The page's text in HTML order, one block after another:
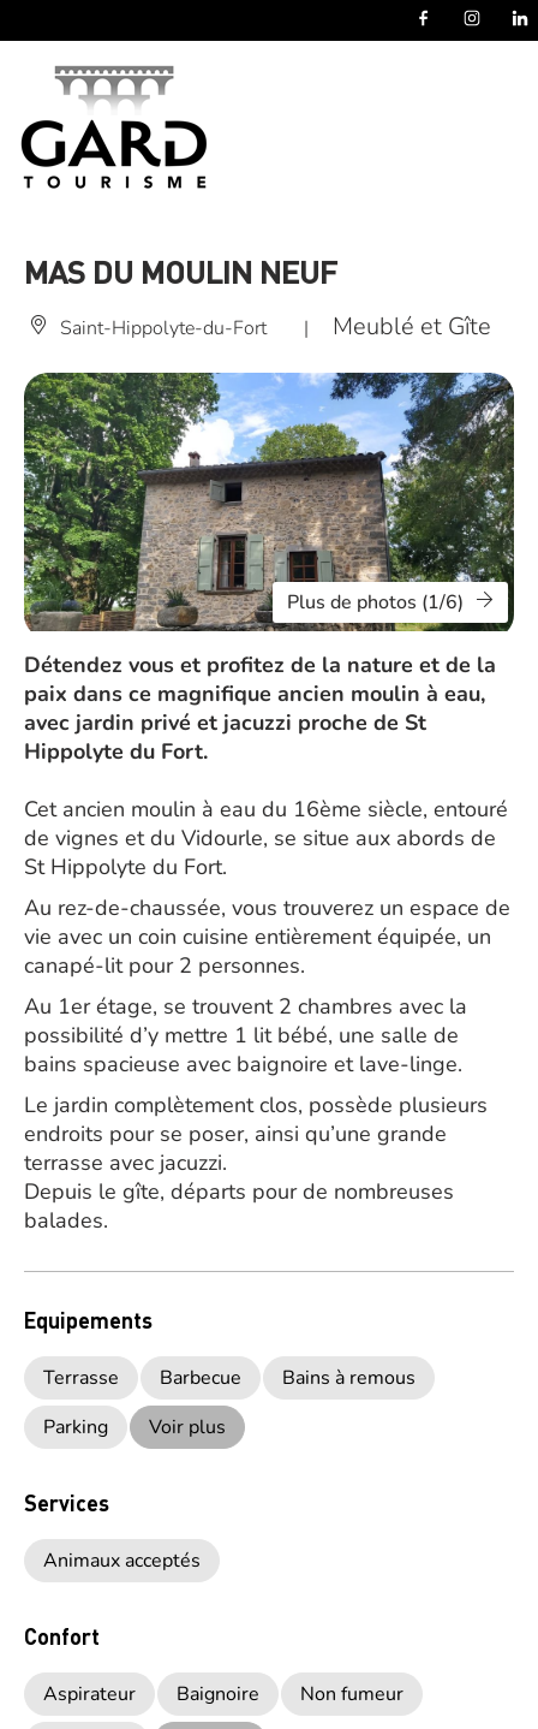
MAS DU MOULIN NEUF
Saint-Hippolyte-du-Fort | Meublé et Gîte
Plus de photos (1/6)
Détendez vous et profitez de la nature et de la
paix dans ce magnifique ancien moulin à eau,
avec jardin privé et jacuzzi proche de St
Hippolyte du Fort.
Cet ancien moulin à eau du 16ème siècle, entouré
de vignes et du Vidourle, se situe aux abords de
St Hippolyte du Fort.
Au rez-de-chaussée, vous trouverez un espace de
vie avec un coin cuisine entièrement équipée, un
canapé-lit pour 2 personnes.
Au 1er étage, se trouvent 2 chambres avec la
possibilité d’y mettre 1 lit bébé, une salle de
bains spacieuse avec baignoire et lave-linge.
Le jardin complètement clos, possède plusieurs
endroits pour se poser, ainsi qu’une grande
terrasse avec jacuzzi.
Depuis le gîte, départs pour de nombreuses
balades.
Equipements
Terrasse Barbecue
Bains à remous
Parking
Voir plus
Services
Animaux acceptés
Confort
Aspirateur Baignoire
Non fumeur